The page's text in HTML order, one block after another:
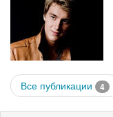
Все публикации 4